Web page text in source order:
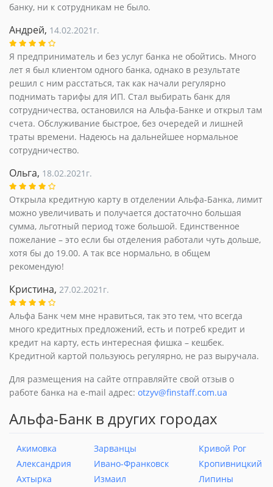
банку, ни к сотрудникам не было.
Андрей, 14.02.2021г.
Я предприниматель и без услуг банка не обойтись. Много
лет я был клиентом одного банка, однако в результате
решил с ним расстаться, так как начали регулярно
поднимать тарифы для ИП. Стал выбирать банк для
сотрудничества, остановился на Альфа-Банке и открыл там
счета. Обслуживание быстрое, без очередей и лишней
траты времени. Надеюсь на дальнейшее нормальное
сотрудничество.
Ольга, 18.02.2021г.
Открыла кредитную карту в отделении Альфа-Банка, лимит
можно увеличивать и получается достаточно большая
сумма, льготный период тоже большой. Единственное
пожелание – это если бы отделения работали чуть дольше,
хотя бы до 19.00. А так все нормально, в общем
рекомендую!
Кристина, 27.02.2021г.
Альфа Банк чем мне нравиться, так это тем, что всегда
много кредитных предложений, есть и потреб кредит и
кредит на карту, есть интересная фишка – кешбек.
Кредитной картой пользуюсь регулярно, не раз выручала.
Для размещения на сайте отправляйте свой отзыв о
работе банка на e-mail адрес: otzyv@finstaff.com.ua
Альфа-Банк в других городах
Акимовка
Александрия
Ахтырка
Зарванцы
Ивано-Франковск
Измаил
Кривой Рог
Кропивницкий
Липины